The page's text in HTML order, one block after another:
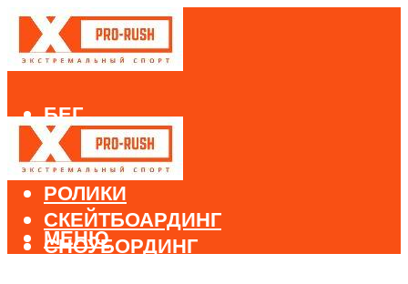
БЕГ
ВЕЛОСПОРТ
ДАЙВИНГ
РОЛИКИ
СКЕЙТБОАРДИНГ
СНОУБОРДИНГ
МЕНЮ